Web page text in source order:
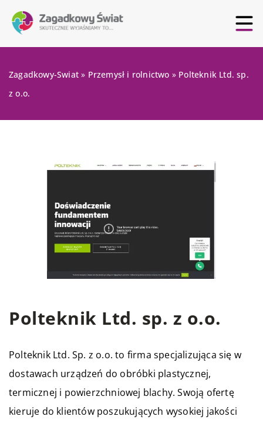
Zagadkowy-Swiat » Przemysł i rolnictwo » Polteknik Ltd. sp.
z o.o.
Polteknik Ltd. sp. z o.o.
PolteknikLtd. Sp. z o.o. to firma specjalizująca się w
dostawach urządzeń do obróbki plastycznej,
termicznej i powierzchniowej blachy. Swoją ofertę
kieruje do klientów poszukujących wysokiej jakości